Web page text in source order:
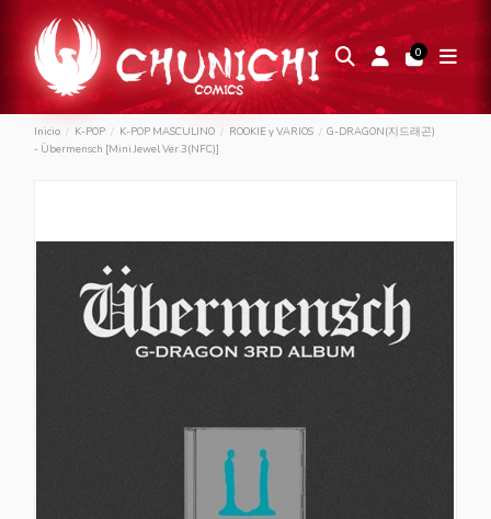
0
Inicio K-POP K-POP MASCULINO ROOKIE y VARIOS
G-DRAGON(지드래곤)
- Übermensch [Mini Jewel Ver.3(NFC)]